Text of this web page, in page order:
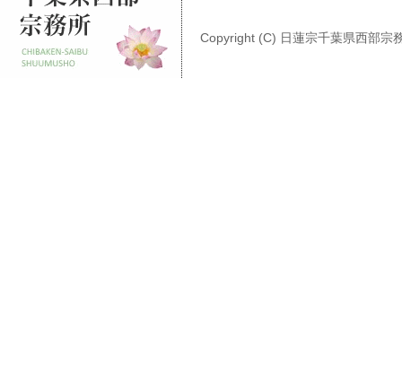
Copyright (C) 日蓮宗千葉県西部宗